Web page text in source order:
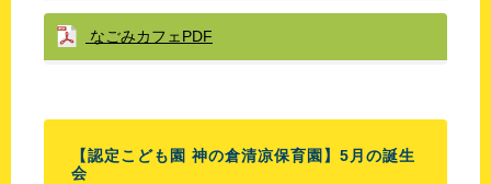
なごみカフェPDF
【認定こども園 神の倉清凉保育園】5月の誕生
会